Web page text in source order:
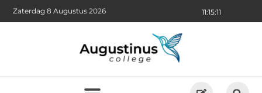
11:15:13
Zaterdag 8 Augustus 2026